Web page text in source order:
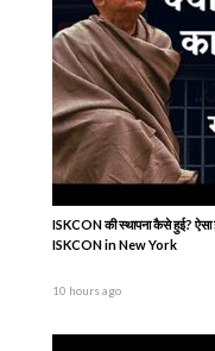
ISKCON की स्थापना कैसे हुई?
ISKCON in New York
10 hours ago